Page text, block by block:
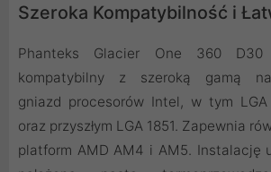
Szeroka Kompatybilność i
Phanteks Glacier One 360
kompatybilny z szeroką gamą
gniazd procesorów Intel, w tym LGA
oraz przyszłym LGA 1851. Zapewnia
platform AMD AM4 i AM5. Instalację